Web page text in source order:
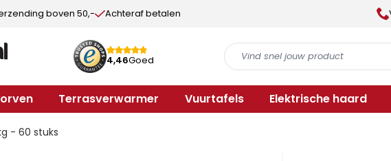
boven 50,- Achteraf betalen
4,46Goed
Terrasverwarmer Vuurtafels Elektrische haard
- 60 stuks